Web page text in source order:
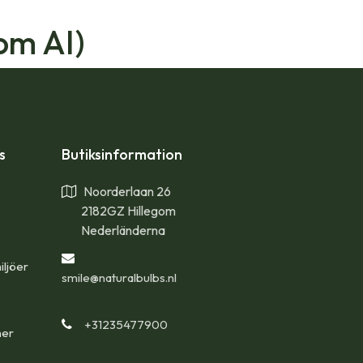
AI)
Butiksinformation
Noorderlaan 26
2182GZ Hillegom
Nederländerna
smile@naturalbulbs.nl
+31235477900